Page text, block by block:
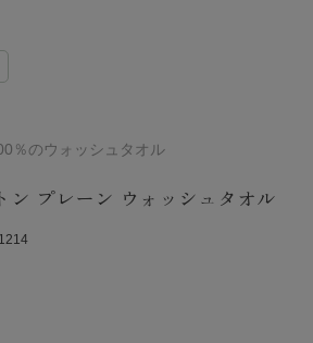
％のウォッシュタオル
ン プレーン ウォッシュタオル